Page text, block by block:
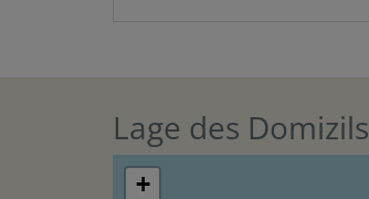
Lage des Domizils
+